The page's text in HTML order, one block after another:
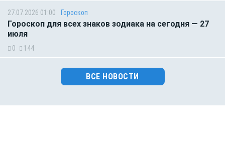
27.07.2026 01:00 Гороскоп
Гороскоп для всех знаков зодиака на сегодня — 27
июля
0 144
ВСЕ НОВОСТИ